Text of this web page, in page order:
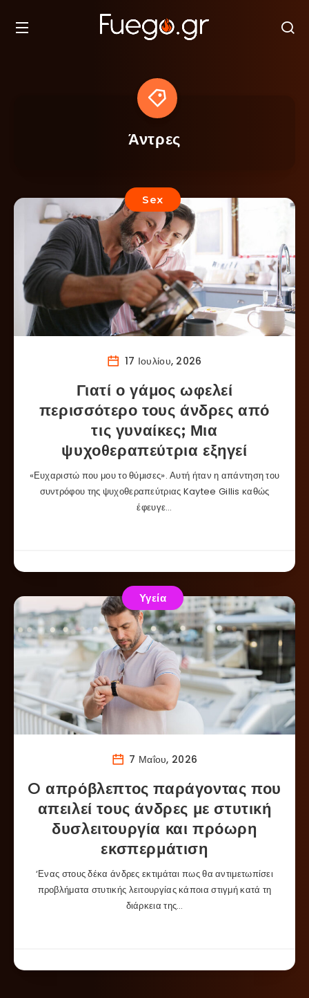
Άντρες
Sex
17 Ιουλίου, 2026
Γιατί ο γάμος ωφελεί
περισσότερο τους άνδρες από
τις γυναίκες; Μια
ψυχοθεραπεύτρια εξηγεί
«Ευχαριστώ που μου το θύμισες». Αυτή ήταν η απάντηση του
συντρόφου της ψυχοθεραπεύτριας Kaytee Gillis καθώς
έφευγε…
Υγεία
7 Μαΐου, 2026
O απρόβλεπτος παράγοντας που
απειλεί τους άνδρες με στυτική
δυσλειτουργία και πρόωρη
εκσπερμάτιση
‘Ενας στους δέκα άνδρες εκτιμάται πως θα αντιμετωπίσει
προβλήματα στυτικής λειτουργίας κάποια στιγμή κατά τη
διάρκεια της…